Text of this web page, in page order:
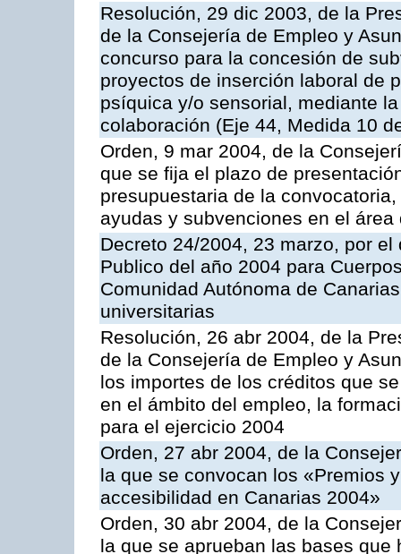
Resolución, 29 dic 2003, de la
de la Consejería de Empleo y
concurso para la concesión de
proyectos de inserción laboral de
psíquica y/o sensorial, mediante
colaboración (Eje 44, Medida 10
Orden, 9 mar 2004, de la
que se fija el plazo de
presupuestaria de la
ayudas y subvenciones en el
Decreto 24/2004, 23 marzo, por
Publico del año 2004 para
Comunidad Autónoma de
universitarias
Resolución, 26 abr 2004, de la
de la Consejería de Empleo y
los importes de los créditos que
en el ámbito del empleo, la
para el ejercicio 2004
Orden, 27 abr 2004, de la
la que se convocan los «Premios
accesibilidad en Canarias 2004»
Orden, 30 abr 2004, de la
la que se aprueban las bases